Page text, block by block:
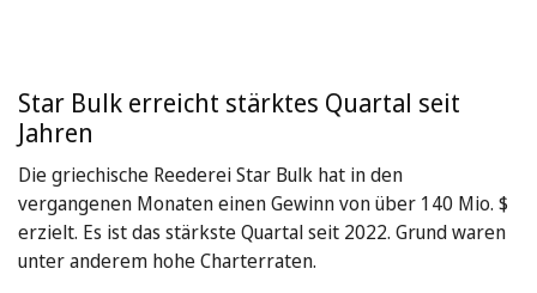
Star Bulk erreicht stärktes Quartal seit
Jahren
Die griechische Reederei Star Bulk hat in den
vergangenen Monaten einen Gewinn von über 140 Mio. $
erzielt. Es ist das stärkste Quartal seit 2022. Grund waren
unter anderem hohe Charterraten.